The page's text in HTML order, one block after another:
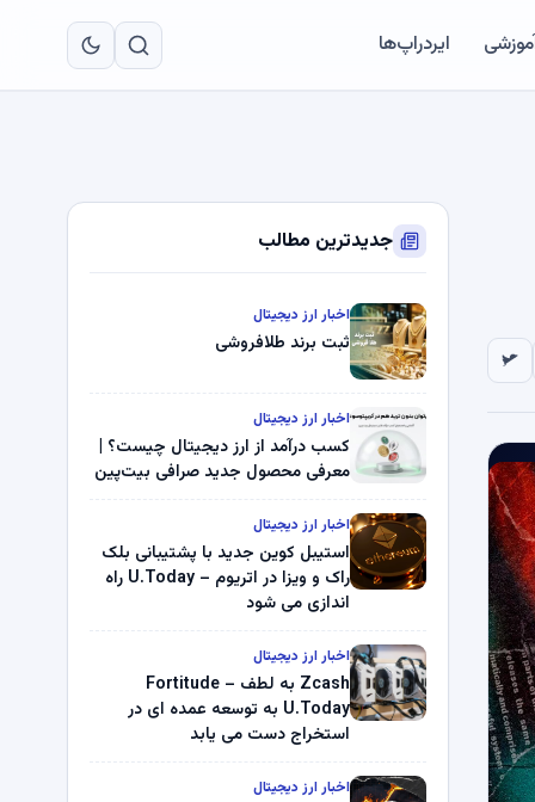
ایردراپ‌ها
جدیدترین مطالب
اخبار ارز دیجیتال
ثبت برند طلافروشی
اخبار ارز دیجیتال
کسب درآمد از ارز دیجیتال چیست؟ |
معرفی محصول جدید صرافی بیت‌پین
اخبار ارز دیجیتال
استیبل کوین جدید با پشتیبانی بلک
راک و ویزا در اتریوم – U.Today راه
اندازی می شود
اخبار ارز دیجیتال
Zcash به لطف Fortitude –
U.Today به توسعه عمده ای در
استخراج دست می یابد
اخبار ارز دیجیتال